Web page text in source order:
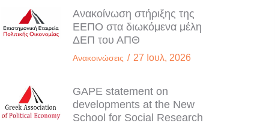
Ανακοίνωση στήριξης της
ΕΕΠΟ στα διωκόμενα μέλη
ΔΕΠ του ΑΠΘ
Ανακοινώσεις / 27 Ιουλ, 2026
GAPE statement on
developments at the New
School for Social Research